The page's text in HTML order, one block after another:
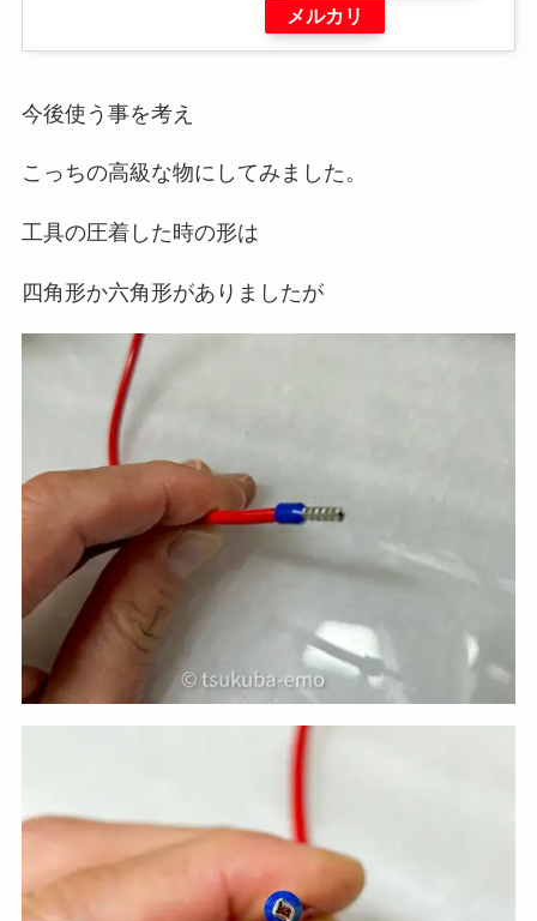
メルカリ
今後使う事を考え
こっちの高級な物にしてみました。
工具の圧着した時の形は
四角形か六角形がありましたが